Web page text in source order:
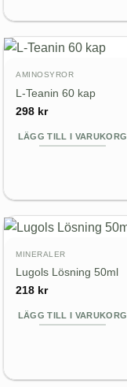
AMINOSYROR
L-Teanin 60 kap
298 kr
LÄGG TILL I VARUKORG
MINERALER
Lugols Lösning 50ml
218 kr
LÄGG TILL I VARUKORG